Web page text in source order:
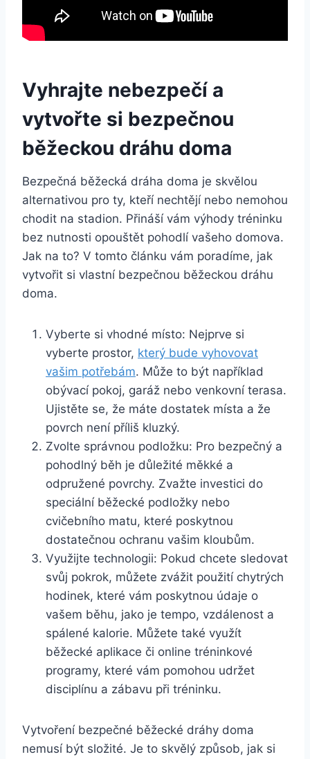
Vyhrajte nebezpečí a
vytvořte si bezpečnou
běžeckou dráhu doma
Bezpečná běžecká dráha doma je skvělou
alternativou pro ty, kteří nechtějí nebo nemohou
chodit na stadion. Přináší vám výhody tréninku
bez nutnosti opouštět pohodlí vašeho domova.
Jak na to? V tomto článku vám poradíme, jak
vytvořit si vlastní bezpečnou běžeckou dráhu
doma.
Vyberte si vhodné místo: Nejprve si
vyberte prostor, který bude vyhovovat
vašim potřebám. Může to být například
obývací pokoj, garáž nebo venkovní terasa.
Ujistěte se, že máte dostatek místa a že
povrch není příliš kluzký.
Zvolte správnou podložku: Pro bezpečný a
pohodlný běh je důležité měkké a
odpružené povrchy. Zvažte investici do
speciální běžecké podložky nebo
cvičebního matu, které poskytnou
dostatečnou ochranu vašim kloubům.
Využijte technologii: Pokud chcete sledovat
svůj pokrok, můžete zvážit použití chytrých
hodinek, které vám poskytnou údaje o
vašem běhu, jako je tempo, vzdálenost a
spálené kalorie. Můžete také využít
běžecké aplikace či online tréninkové
programy, které vám pomohou udržet
disciplínu a zábavu při tréninku.
Vytvoření bezpečné běžecké dráhy doma
nemusí být složité. Je to skvělý způsob, jak si